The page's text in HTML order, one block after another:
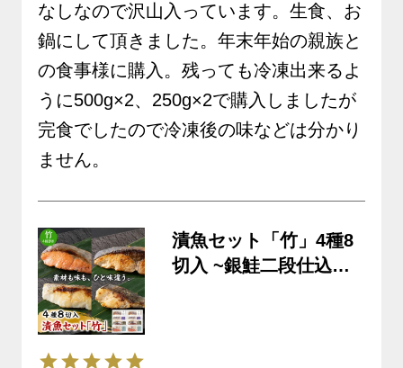
なしなので沢山入っています。生食、お
鍋にして頂きました。年末年始の親族と
の食事様に購入。残っても冷凍出来るよ
うに500g×2、250g×2で購入しましたが
完食でしたので冷凍後の味などは分かり
ません。
漬魚セット「竹」4種8
切入 ~銀鮭二段仕込み 2